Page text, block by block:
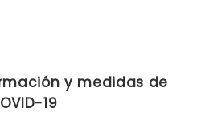
y medidas de
19